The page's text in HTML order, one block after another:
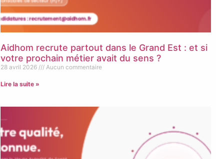
Aidhom recrute partout dans le Grand Est : et si
votre prochain métier avait du sens ?
28 avril 2026 Aucun commentaire
Lire la suite »